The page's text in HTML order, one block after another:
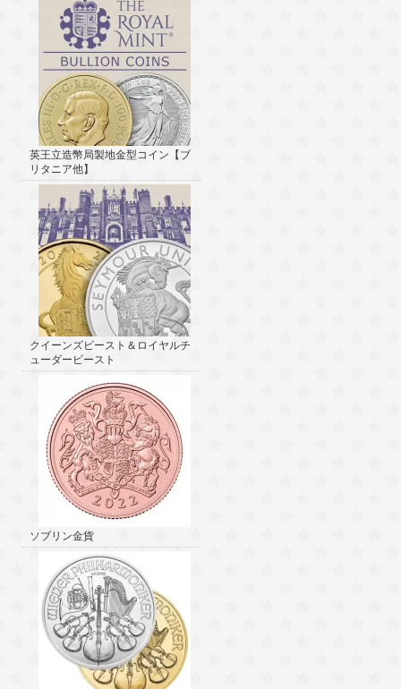
英王立造幣局製地金型コイン【ブ
リタニア他】
クイーンズビースト＆ロイヤルチ
ューダービースト
ソブリン金貨